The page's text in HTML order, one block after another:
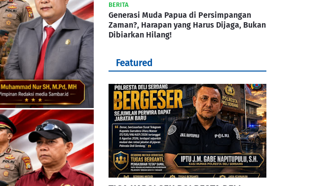
BERITA
Generasi Muda Papua di Persimpangan
Zaman?, Harapan yang Harus Dijaga, Bukan
Dibiarkan Hilang!
Featured